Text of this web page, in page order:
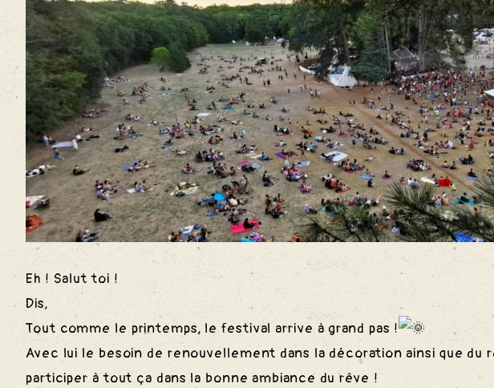
Eh ! Salut toi !
Dis,
Tout comme le printemps, le festival arrive à grand pas !
Avec lui le besoin de renouvellement dans la décoration ainsi que
participer à tout ça dans la bonne ambiance du rêve !